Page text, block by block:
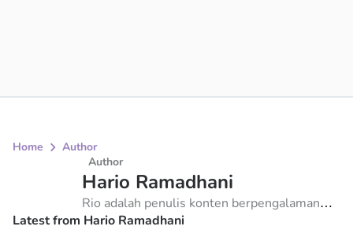
Home
Author
Author
Hario Ramadhani
Rio adalah penulis konten berpengalaman
yang menulis di Popmama.com, fokusnya
Latest from Hario Ramadhani